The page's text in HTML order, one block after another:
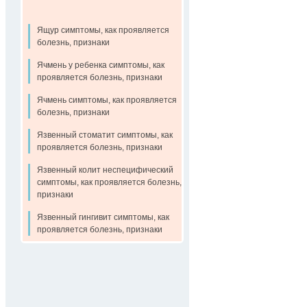
Ящур симптомы, как проявляется
болезнь, признаки
Ячмень у ребенка симптомы, как
проявляется болезнь, признаки
Ячмень симптомы, как проявляется
болезнь, признаки
Язвенный стоматит симптомы, как
проявляется болезнь, признаки
Язвенный колит неспецифический
симптомы, как проявляется болезнь,
признаки
Язвенный гингивит симптомы, как
проявляется болезнь, признаки